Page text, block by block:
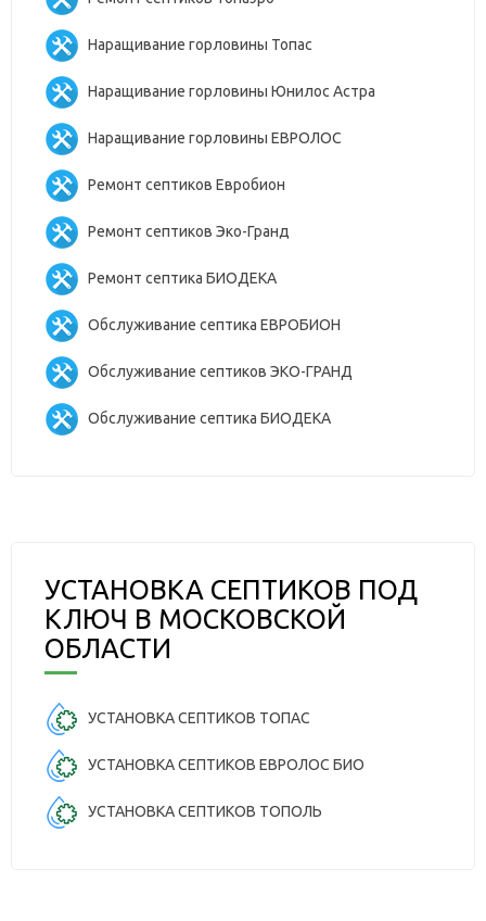
Наращивание горловины Топас
Наращивание горловины Юнилос Астра
Наращивание горловины ЕВРОЛОС
Ремонт септиков Евробион
Ремонт септиков Эко-Гранд
Ремонт септика БИОДЕКА
Обслуживание септика ЕВРОБИОН
Обслуживание септиков ЭКО-ГРАНД
Обслуживание септика БИОДЕКА
УСТАНОВКА СЕПТИКОВ ПОД
КЛЮЧ В МОСКОВСКОЙ
ОБЛАСТИ
УСТАНОВКА СЕПТИКОВ ТОПАС
УСТАНОВКА СЕПТИКОВ ЕВРОЛОС БИО
УСТАНОВКА СЕПТИКОВ ТОПОЛЬ